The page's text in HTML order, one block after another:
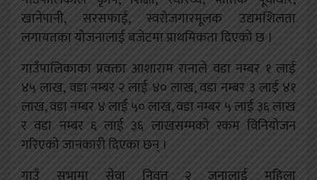
खानेपानी, सरसफाई, स्वरोजगारमूलक उद्यमशिलता
लगायतका योजनालाई बजेटमा प्राथमिकता दिएको छ ।
गाउँपालिकाका प्रवक्ता आशाराम रानाले वडा नम्बर १ लाई
४५ लाख, वडा नम्बर २ लाई ४० लाख, वडा नम्बर ३ लाई ४१
लाख, वडा नम्बर ४ लाई ५० लाख, वडा नम्बर ५ लाई ३६ लाख
र वडा नम्बर ६ लाई ३६ लाखसम्मको रकम विनियोजन
गरिएको जानकारी दिएका छन् ।